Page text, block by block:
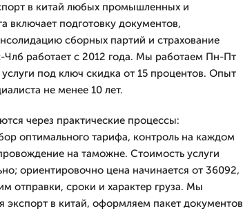
в китай любых промышленных и
включает подготовку документов,
сборных партий и страхование
Члб работает с 2012 года. Мы работаем Пн-Пт
под ключ скидка от 15 процентов. Опыт
не менее 10 лет.
через практические процессы:
оптимального тарифа, контроль на каждом
на таможне. Стоимость услуги
ориентировочно цена начинается от 36092,
отправки, сроки и характер груза. Мы
экспорт в китай, оформляем пакет документов